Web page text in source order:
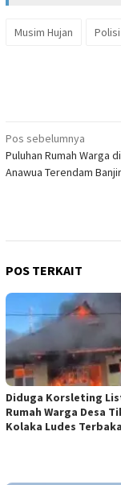
Musim Hujan Polisi
Navigasi
pos
Pos sebelumnya
Puluhan Rumah Warga
Anawua Terendam Banjir
POS TERKAIT
Diduga Korsleting
Rumah Warga Desa
Kolaka Ludes